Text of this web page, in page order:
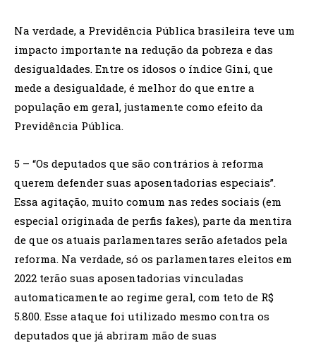
Na verdade, a Previdência Pública brasileira teve um
impacto importante na redução da pobreza e das
desigualdades. Entre os idosos o índice Gini, que
mede a desigualdade, é melhor do que entre a
população em geral, justamente como efeito da
Previdência Pública.
5 – “Os deputados que são contrários à reforma
querem defender suas aposentadorias especiais”.
Essa agitação, muito comum nas redes sociais (em
especial originada de perfis fakes), parte da mentira
de que os atuais parlamentares serão afetados pela
reforma. Na verdade, só os parlamentares eleitos em
2022 terão suas aposentadorias vinculadas
automaticamente ao regime geral, com teto de R$
5.800. Esse ataque foi utilizado mesmo contra os
deputados que já abriram mão de suas